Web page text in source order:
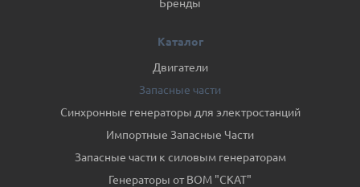
Каталог
Двигатели
Запасные части
Синхронные генераторы для электростанций
Импортные Запасные Части
Запасные части к силовым генераторам
Генераторы от ВОМ "СКАТ"